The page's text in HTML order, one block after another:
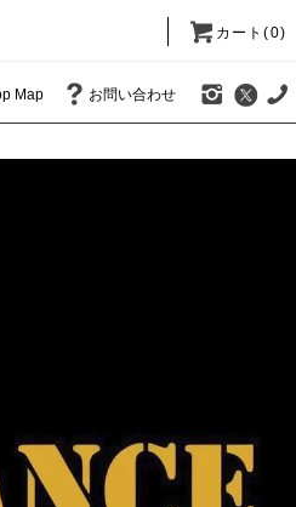
カート(0)
Map お問い合わせ